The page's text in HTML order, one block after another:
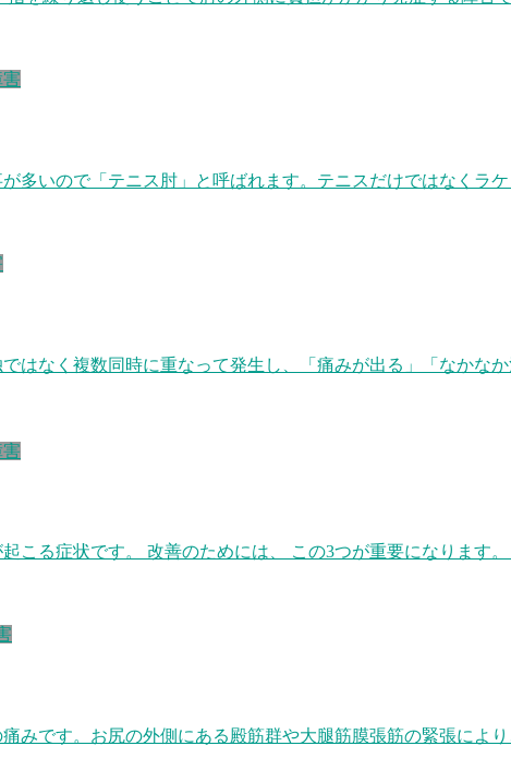
多いので「テニス肘」と呼ばれます。テニスだけではなくラ
はなく複数同時に重なって発生し、「痛みが出る」「なかな
こる症状です。 改善のためには、 この3つが重要になります
みです。お尻の外側にある殿筋群や大腿筋膜張筋の緊張によ